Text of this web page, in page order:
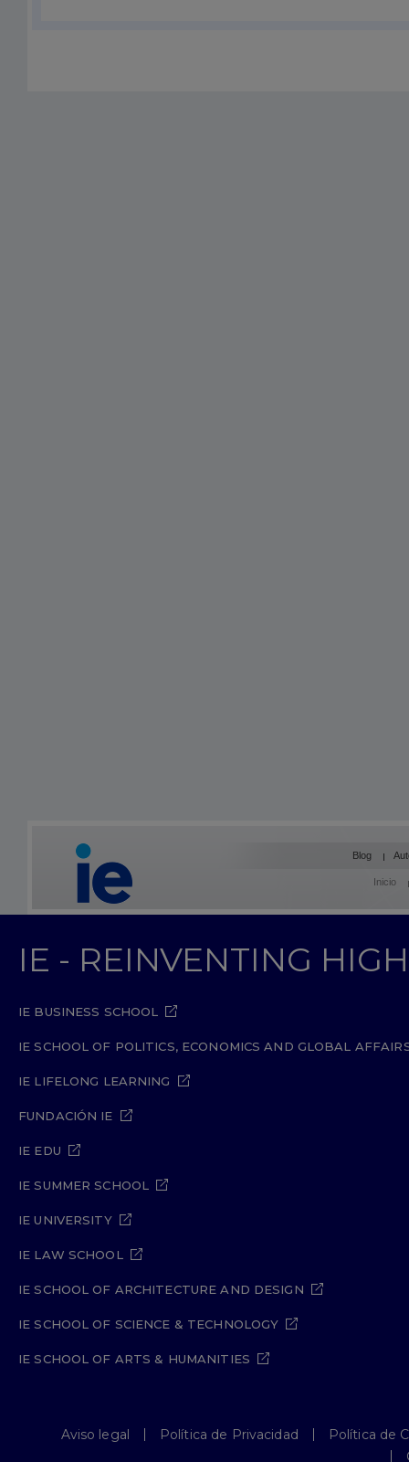
Blog
Inicio
IE - REINVENTING
IE BUSINESS SCHOOL
IE SCHOOL OF POLITICS, ECONOMICS AND GLOBAL
IE LIFELONG LEARNING
FUNDACIÓN IE
IE EDU
IE SUMMER SCHOOL
IE UNIVERSITY
IE LAW SCHOOL
IE SCHOOL OF ARCHITECTURE AND DESIGN
IE SCHOOL OF SCIENCE & TECHNOLOGY
IE SCHOOL OF ARTS & HUMANITIES
Aviso legal Política de Privacidad
Política de